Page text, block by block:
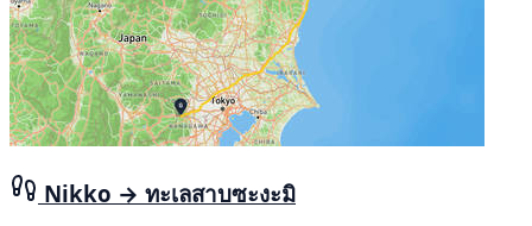
Nikko → ทะเลสาบซะงะมิ